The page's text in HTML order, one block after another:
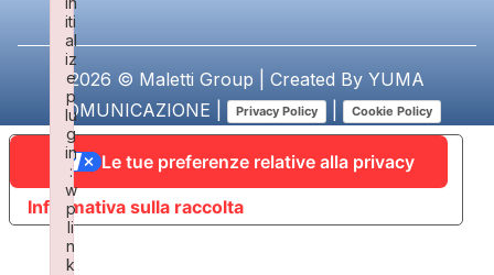
2026 © Maletti Group | Created By YUMA
COMUNICAZIONE
Privacy Policy Cookie Policy
Informativa sulla raccolta
Le tue preferenze relative alla privacy
iti
al
iz
e
p
lu
g
in
:
w
p
li
n
k